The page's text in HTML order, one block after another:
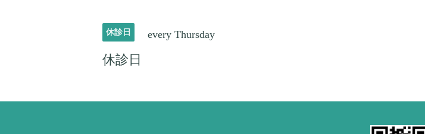
休診日 every Thursday
休診日